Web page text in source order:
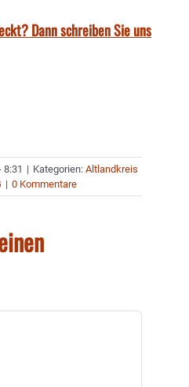
Dann schreiben Sie uns
8:31 | Kategorien: Altlandkreis
| 0 Kommentare